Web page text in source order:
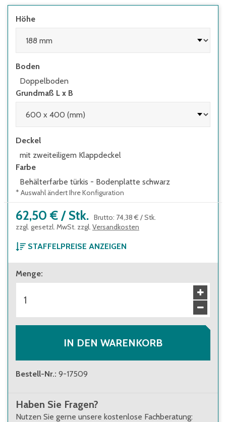
schwarze Bodenfarbe nicht - gerne bieten
Behälterfarbe an.
Höhe
Boden
Doppelboden
Grundmaß L x B
Deckel
mit zweiteiligem Klappdeckel
Farbe
Behälterfarbe türkis - Bodenplatte schwarz
* Auswahl ändert Ihre Konfiguration
62,50 € / Stk. Brutto: 74,38 € /Stk.
zzgl. gesetzl. MwSt. zzgl. Versandkosten
STAFFELPREISE ANZEIGEN
ab 1 Stück
62,50 €
ab 44 Stück
55,50 €
Menge:
IN DEN WARENKORB
Bestell-Nr.: 9-17509
Haben Sie Fragen?
Nutzen Sie gerne unsere kostenlose Fachberatung: